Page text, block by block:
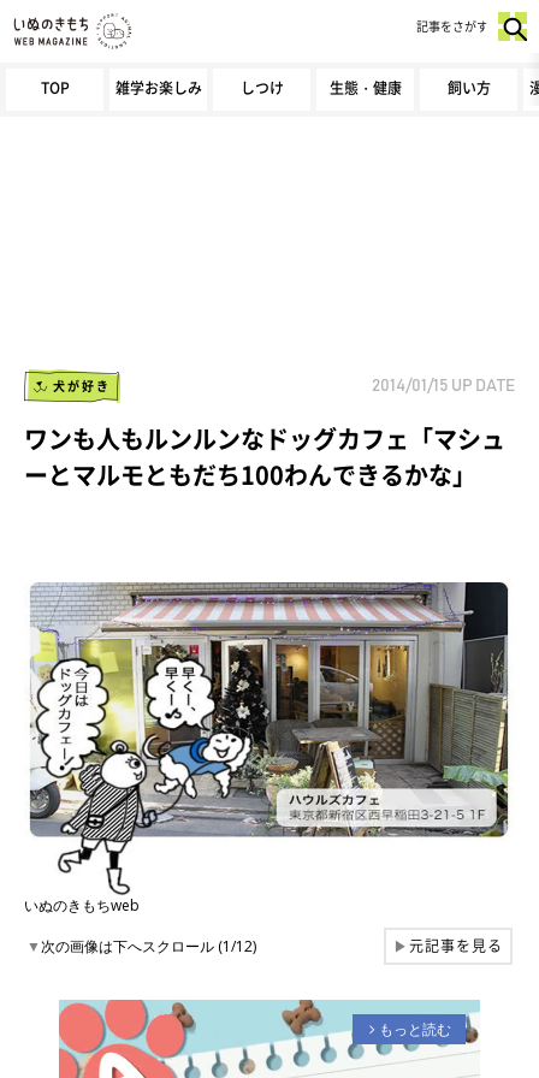
TOP 雑学お楽しみ しつけ 生態・健康 飼い方
記事をさがす
犬が好き 2014/01/15 UP DATE
ワンも人もルンルンなドッグカフェ「マシュ
ーとマルモともだち100わんできるかな」
いぬのきもちweb
▼次の画像は下へスクロール (1/12) ▶元記事を見る
arrow_forward_ios もっと読む